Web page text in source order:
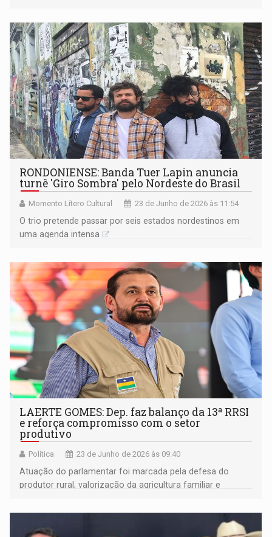
RONDONIENSE: Banda Tuer Lapin anuncia
turnê 'Giro Sombra' pelo Nordeste do Brasil
Momento Lítero Cultural 23 de Junho de 2026 às 11:54
O trio pretende passar por seis estados nordestinos em
uma agenda intensa
LAERTE GOMES: Dep. faz balanço da 13ª RRSI
e reforça compromisso com o setor
produtivo
Política 23 de Junho de 2026 às 09:40
Atuação do parlamentar foi marcada pela defesa do
produtor rural, valorização da agricultura familiar e